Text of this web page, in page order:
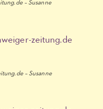
– Susanne
– Susanne